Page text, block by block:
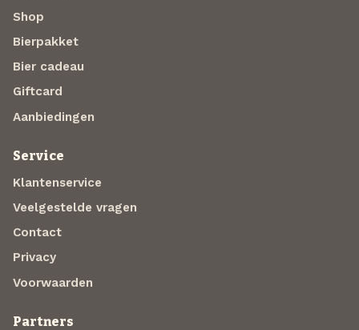
Shop
Bierpakket
Bier cadeau
Giftcard
Aanbiedingen
Service
Klantenservice
Veelgestelde vragen
Contact
Privacy
Voorwaarden
Partners